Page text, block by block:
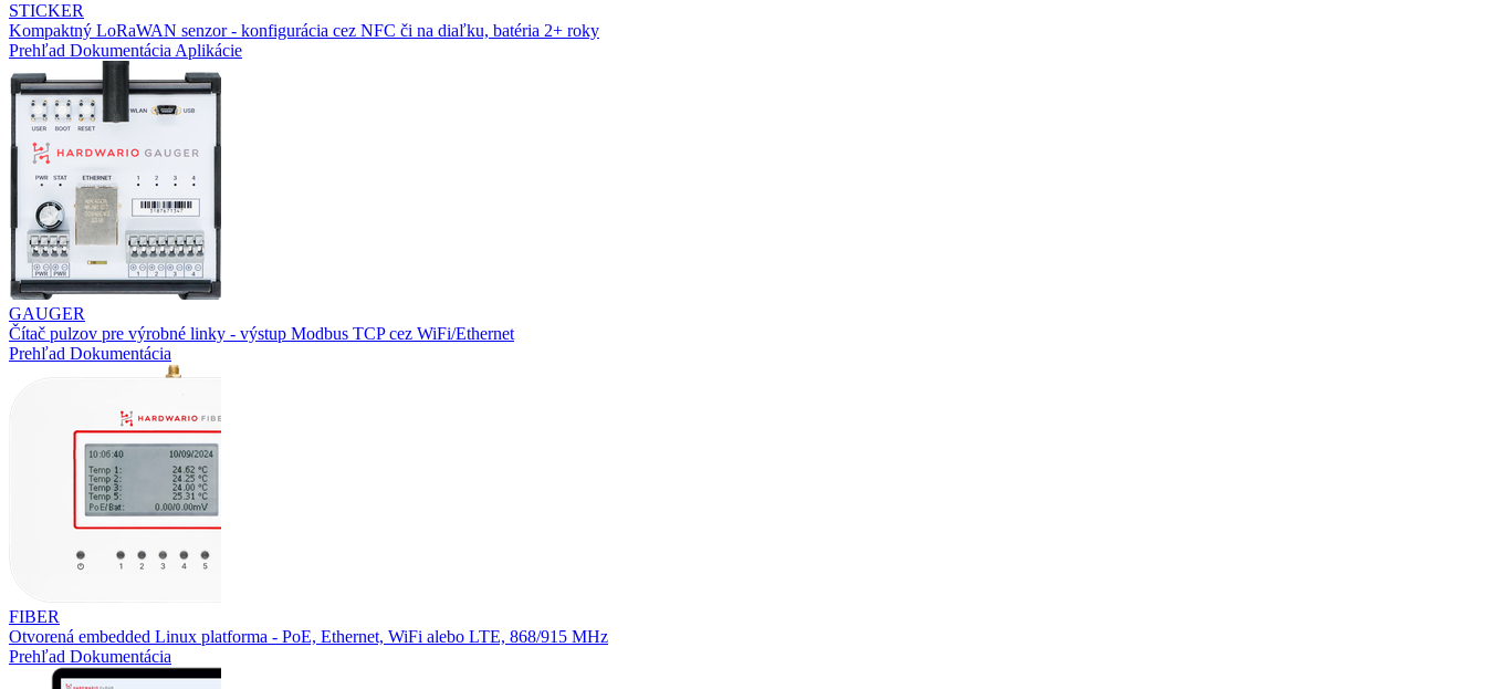
STICKER
Kompaktný LoRaWAN senzor - konfigurácia cez NFC či na diaľku, batéria 2+ roky
Prehľad Dokumentácia Aplikácie
GAUGER
Čítač pulzov pre výrobné linky - výstup Modbus TCP cez WiFi/Ethernet
Prehľad Dokumentácia
FIBER
Otvorená embedded Linux platforma - PoE, Ethernet, WiFi alebo LTE, 868/915 MHz
Prehľad Dokumentácia